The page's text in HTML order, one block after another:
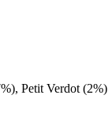
Petit Verdot (2%)